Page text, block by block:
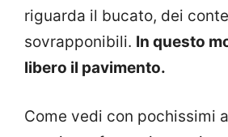
riguarda il bucato, dei
sovrapponibili. In questo
libero il pavimento.
Come vedi con pochissimi